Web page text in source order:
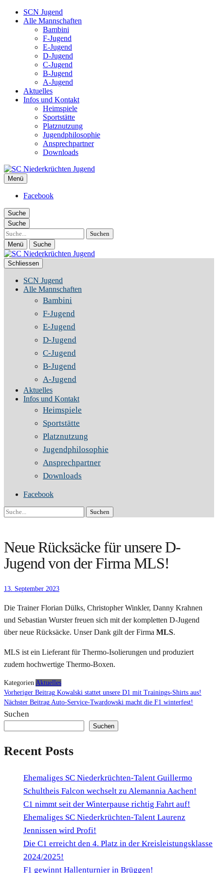
SCN Jugend
Alle Mannschaften
Bambini
F-Jugend
E-Jugend
D-Jugend
C-Jugend
B-Jugend
A-Jugend
Aktuelles
Infos und Kontakt
Heimspiele
Sportstätte
Platznutzung
Jugendphilosophie
Ansprechpartner
Downloads
SC Niederkrüchten Jugend
Menü
Facebook
Suche
Suche
Suche
Menü Suche
Schliessen
SCN Jugend
Alle Mannschaften
Bambini
F-Jugend
E-Jugend
D-Jugend
C-Jugend
B-Jugend
A-Jugend
Aktuelles
Infos und Kontakt
Heimspiele
Sportstätte
Platznutzung
Jugendphilosophie
Ansprechpartner
Downloads
Facebook
Suche
Neue Rücksäcke für unsere D-
Jugend von der Firma MLS!
13. September 2023
Die Trainer Florian Dülks, Christopher Winkler, Danny Krahnen
und Sebastian Wurster freuen sich mit der kompletten D-Jugend
über neue Rücksäcke. Unser Dank gilt der Firma MLS.
MLS ist ein Lieferant für Thermo-Isolierungen und produziert
zudem hochwertige Thermo-Boxen.
Kategorien Aktuelles
Beitragsnavigation
Vorheriger Beitrag Kowalski stattet unsere D1 mit Trainings-Shirts aus!
Nächster Beitrag Auto-Service-Twardowski macht die F1 winterfest!
Suchen
Suchen
Recent Posts
Ehemaliges SC Niederkrüchten-Talent Guillermo
Schultheis Falcon wechselt zu Alemannia Aachen!
C1 nimmt seit der Winterpause richtig Fahrt auf!
Ehemaliges SC Niederkrüchten-Talent Laurenz
Jennissen wird Profi!
Die C1 erreicht den 4. Platz in der Kreisleistungsklasse
2024/2025!
F1 gewinnt Hallenturnier in Brüggen!